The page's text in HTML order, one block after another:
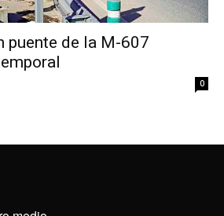
puente de la M-607
0